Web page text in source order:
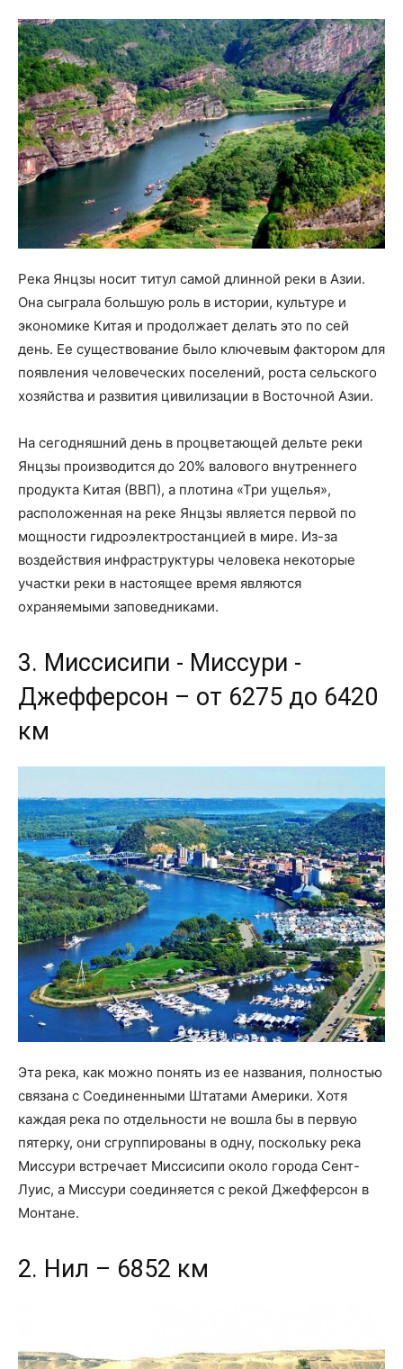
Река Янцзы носит титул самой длинной реки в Азии.
Она сыграла большую роль в истории, культуре и
экономике Китая и продолжает делать это по сей
день. Ее существование было ключевым фактором для
появления человеческих поселений, роста сельского
хозяйства и развития цивилизации в Восточной Азии.
На сегодняшний день в процветающей дельте реки
Янцзы производится до 20% валового внутреннего
продукта Китая (ВВП), а плотина «Три ущелья»,
расположенная на реке Янцзы является первой по
мощности гидроэлектростанцией в мире. Из-за
воздействия инфраструктуры человека некоторые
участки реки в настоящее время являются
охраняемыми заповедниками.
3. Миссисипи - Миссури -
Джефферсон – от 6275 до 6420
км
Эта река, как можно понять из ее названия, полностью
связана с Соединенными Штатами Америки. Хотя
каждая река по отдельности не вошла бы в первую
пятерку, они сгруппированы в одну, поскольку река
Миссури встречает Миссисипи около города Сент-
Луис, а Миссури соединяется с рекой Джефферсон в
Монтане.
2. Нил – 6852 км